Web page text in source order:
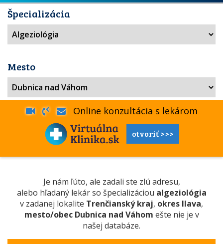
Špecializácia
Mesto
Online konzultácia s lekárom
otvoriť >>>
Je nám ľúto, ale zadali ste zlú adresu,
alebo hľadaný lekár so špecializáciou algeziológia
v zadanej lokalite Trenčianský kraj, okres Ilava,
mesto/obec Dubnica nad Váhom ešte nie je v
našej databáze.